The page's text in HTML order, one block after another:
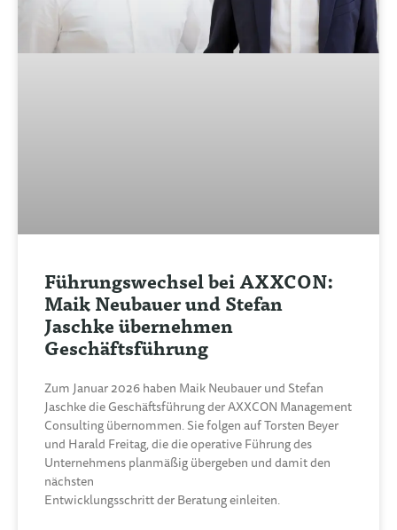
Führungswechsel bei AXXCON:
Maik Neubauer und Stefan
Jaschke übernehmen
Geschäftsführung
Zum Januar 2026 haben Maik Neubauer und Stefan
Jaschke die Geschäftsführung der AXXCON Management
Consulting übernommen. Sie folgen auf Torsten Beyer
und Harald Freitag, die die operative Führung des
Unternehmens planmäßig übergeben und damit den
nächsten
Entwicklungsschritt der Beratung einleiten.